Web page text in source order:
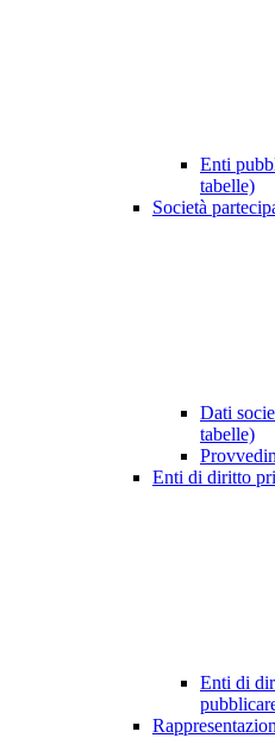
Enti
tabelle)
Società
Dati
tabelle)
Enti di diritto
Enti di